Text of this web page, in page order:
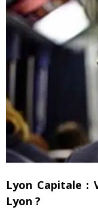
Lyon Capitale :
Lyon ?